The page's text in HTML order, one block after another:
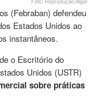
(Febraban) defendeu
Estados Unidos ao
instantâneos.
o Escritório do
Unidos (USTR)
sobre práticas